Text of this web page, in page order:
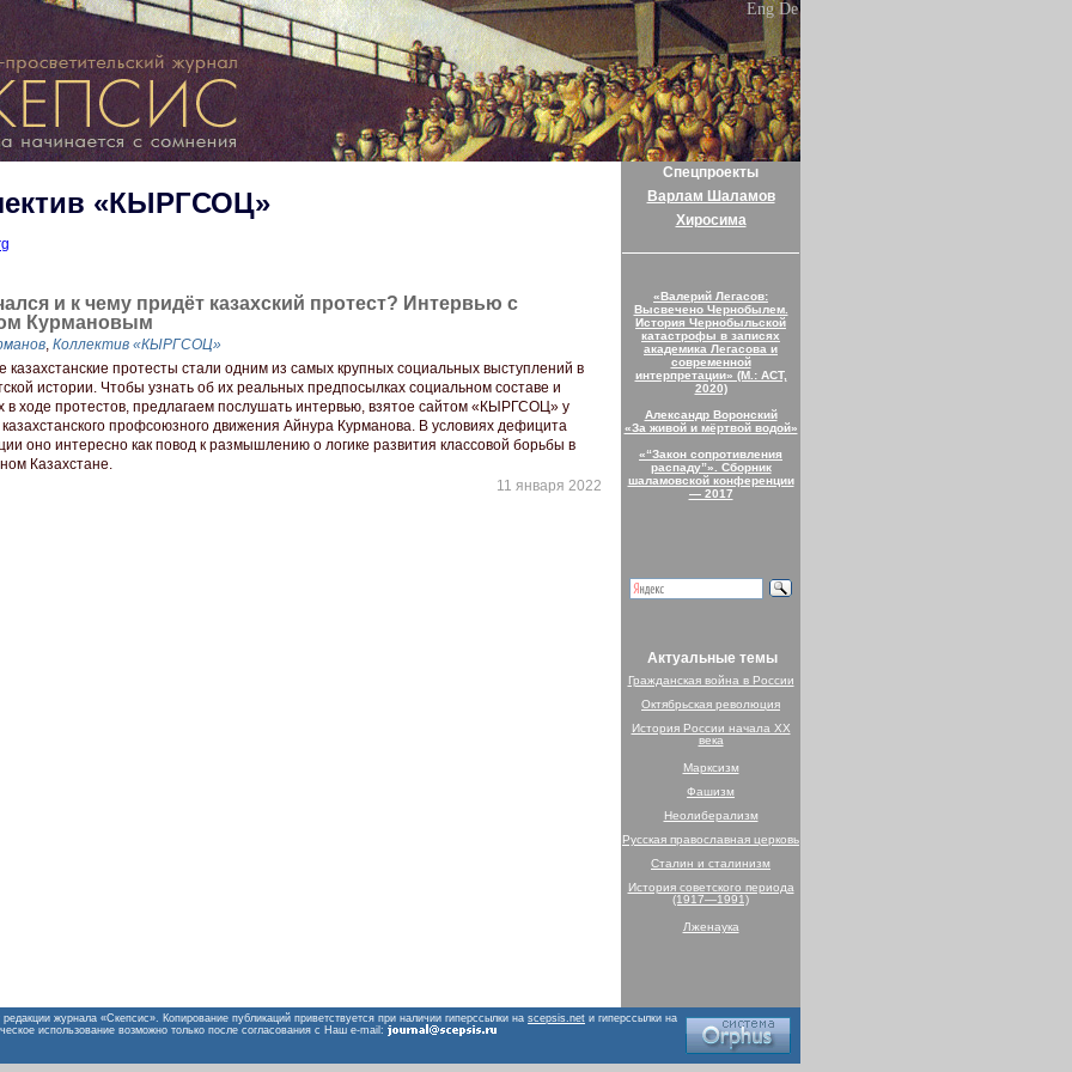
Eng De
«КЫРГСОЦ»
и к чему придёт казахский протест? Интервью с
Курмановым
, Коллектив «КЫРГСОЦ»
казахстанские протесты стали одним из самых крупных социальных выступлений в
истории. Чтобы узнать об их реальных предпосылках социальном составе и
в ходе протестов, предлагаем послушать интервью, взятое сайтом «КЫРГСОЦ» у
профсоюзного движения Айнура Курманова. В условиях дефицита
оно интересно как повод к размышлению о логике развития классовой борьбы в
Казахстане.
11 января 2022
Спецпроекты
Варлам Шаламов
Хиросима
«Валерий Легасов:
Высвечено Чернобылем.
История Чернобыльской
катастрофы в записях
академика Легасова и
современной
интерпретации» (М.: АСТ,
2020)
Александр Воронский
«За живой и мёртвой водой»
«“Закон сопротивления
распаду”». Сборник
шаламовской конференции
— 2017
Актуальные темы
Гражданская война в России
Октябрьская революция
История России начала XX
века
Марксизм
Фашизм
Неолиберализм
Русская православная церковь
Сталин и сталинизм
История советского периода
(1917—1991)
Лженаука
журнала «Скепсис». Копирование публикаций приветствуется при наличии гиперссылки на scepsis.net и гиперссылки на
использование возможно только после согласования с Наш e-mail: